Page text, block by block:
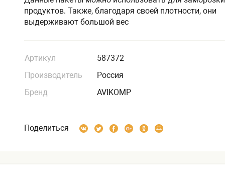
продуктов. Также, благодаря своей плотности, они
выдерживают большой вес
Артикул
587372
Производитель
Россия
Бренд
AVIKOMP
Поделиться